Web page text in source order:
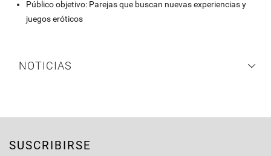
NOTICIAS
Público objetivo: Parejas que buscan nuevas experiencias y
juegos eróticos
SUSCRIBIRSE